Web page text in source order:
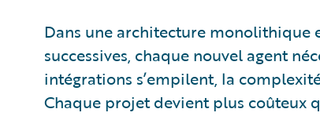
Dans une architecture monolithique
successives, chaque nouvel agent
intégrations s’empilent, la
Chaque projet devient plus coûteux